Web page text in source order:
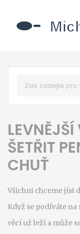
ŠETŘIT
CHUŤ
Všichni chceme jíst
Když se podíváte
věcí už leží a může